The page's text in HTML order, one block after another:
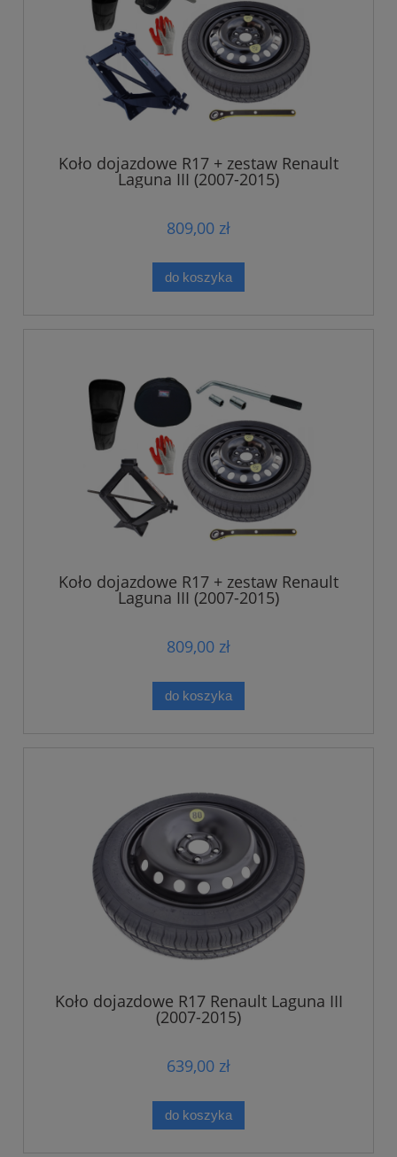
Koło dojazdowe R17 + zestaw Renault
Laguna III (2007-2015)
809,00 zł
do koszyka
Koło dojazdowe R17 + zestaw Renault
Laguna III (2007-2015)
809,00 zł
do koszyka
Koło dojazdowe R17 Renault Laguna III
(2007-2015)
639,00 zł
do koszyka